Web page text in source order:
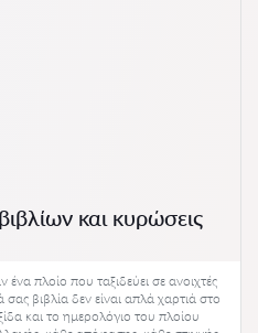
και κυρώσεις
πλοίο που ταξιδεύει σε ανοιχτές
σας βιβλία δεν είναι απλά χαρτιά στο
και το ημερολόγιο του πλοίου